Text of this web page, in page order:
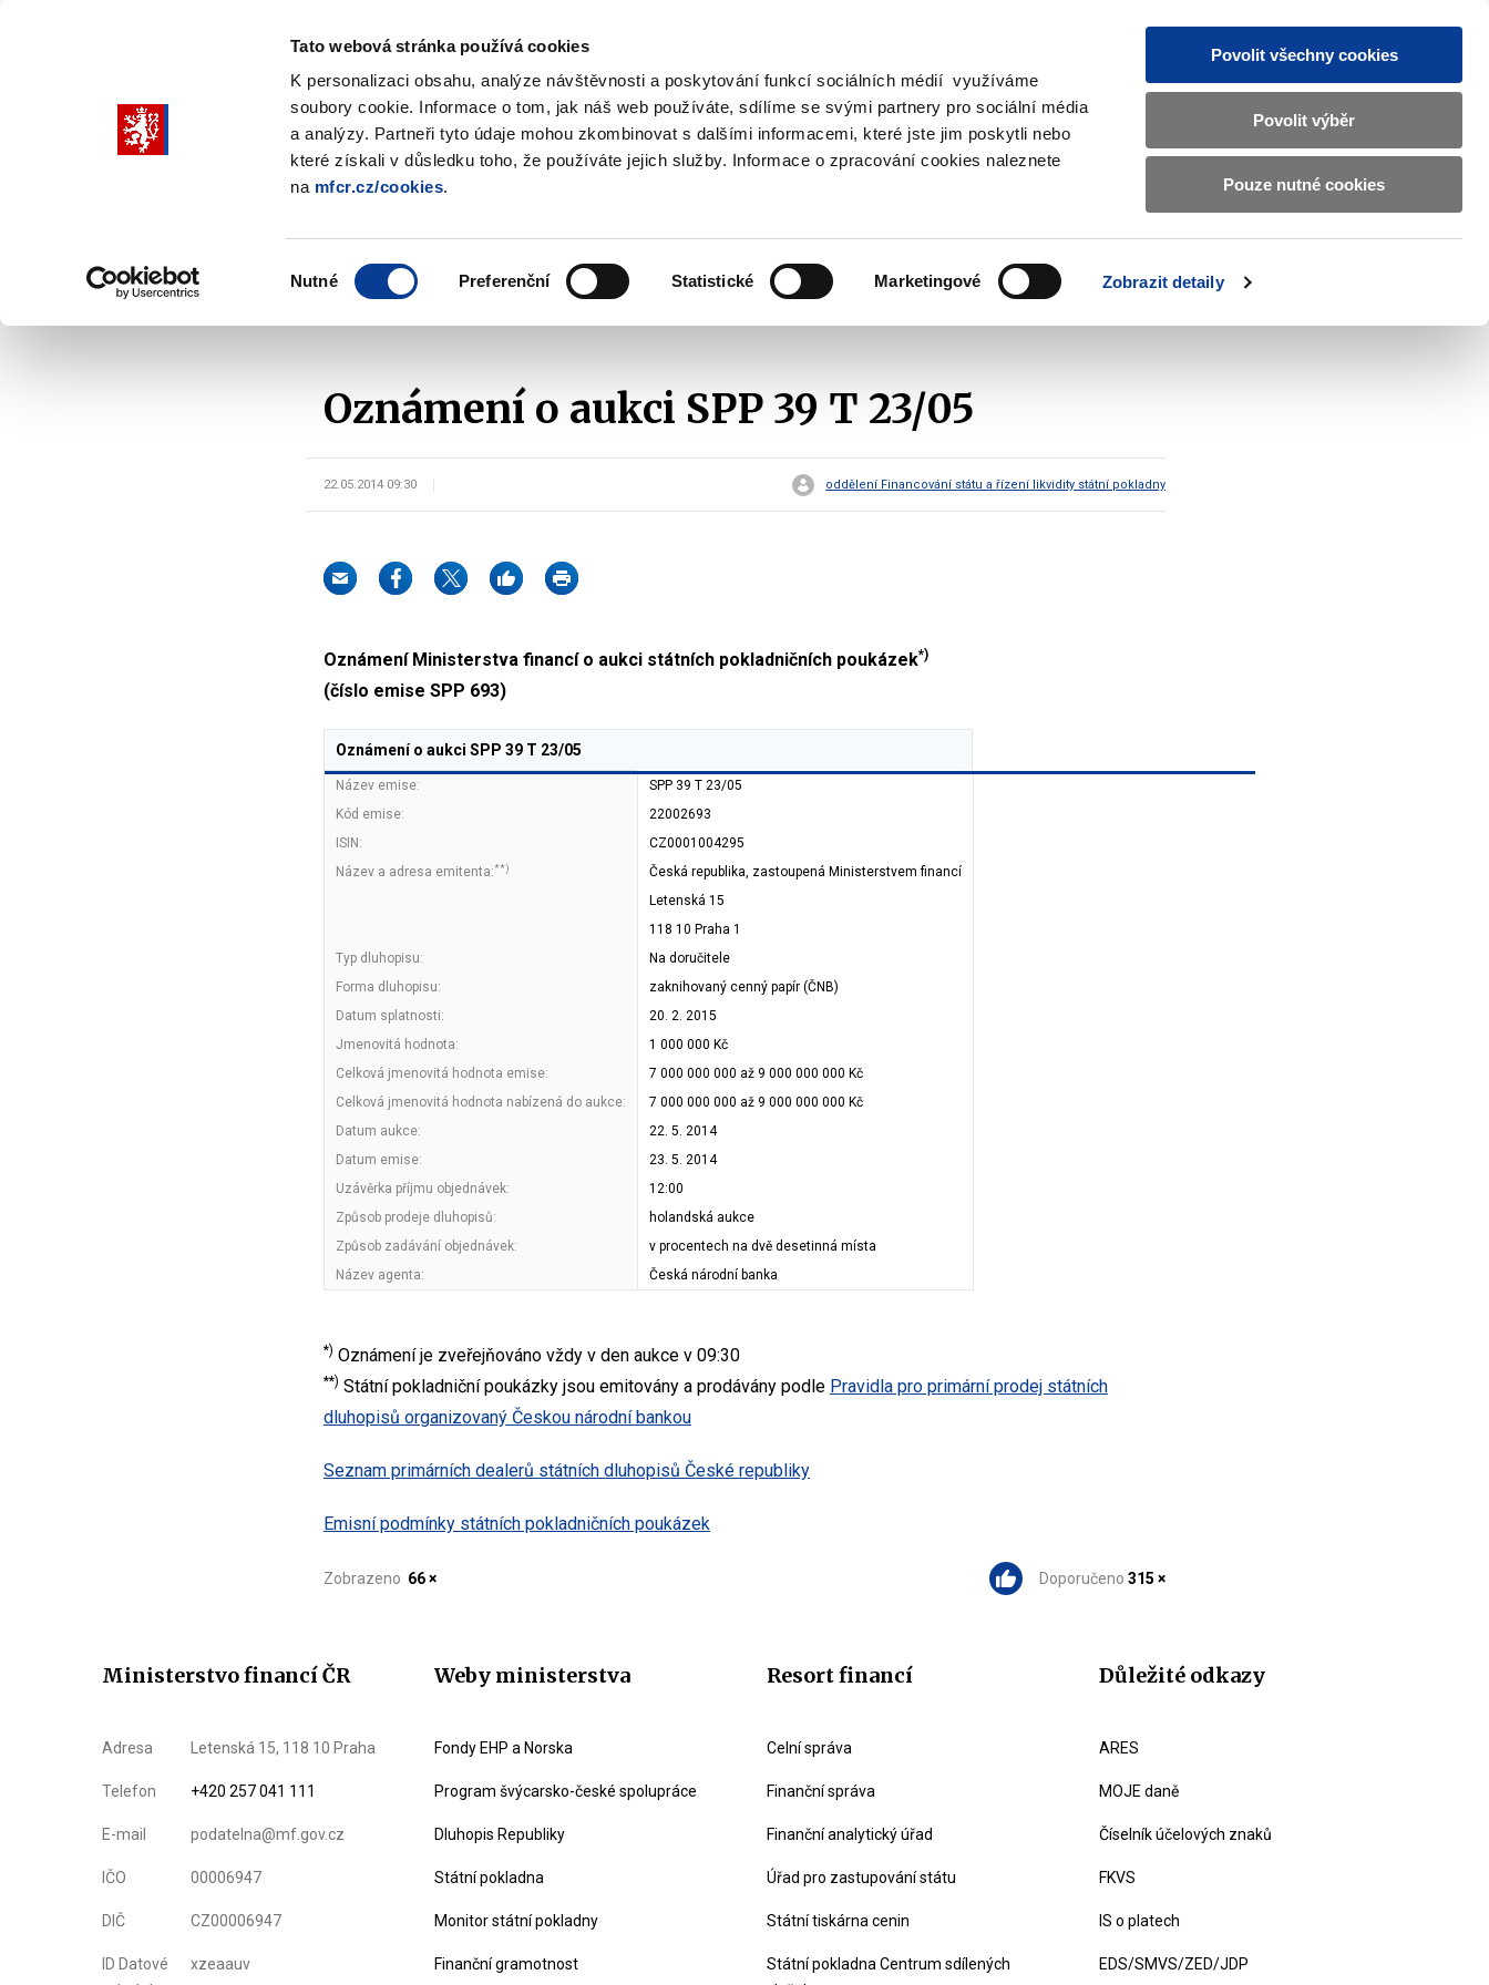
Tato webová stránka používá cookies
K personalizaci obsahu, analýze návštěvnosti a poskytování funkcí sociálních médií využíváme
soubory cookie. Informace o tom, jak náš web používáte, sdílíme se svými partnery pro sociální média
a analýzy. Partneři tyto údaje mohou zkombinovat s dalšími informacemi, které jste jim poskytli nebo
které získali v důsledku toho, že používáte jejich služby. Informace o zpracování cookies naleznete
na mfcr.cz/cookies.
Nutné Preferenční Statistické Marketingové Zobrazit detaily
Povolit všechny cookies
Povolit výběr
Pouze nutné cookies
Vyhledat
CZ EN
Základní
informace
o
Ministerstvu
financí
submenu
submenu
politika
submenu
submenu
účetnictví
submenu
EU
submenu
Řízení státního dluhu Emise státních dluhopisů Oznámení o aukci SPP Oznámení o aukci SPP 39 T 23/05
Oznámení o aukci SPP 39 T 23/05
22.05.2014 09:30 oddělení Financování státu a řízení likvidity státní pokladny
Oznámení Ministerstva financí o aukci státních pokladničních poukázek*)
(číslo emise SPP 693)
Oznámení o aukci SPP 39 T 23/05
Název emise:
SPP 39 T 23/05
Kód emise:
22002693
ISIN:
CZ0001004295
Název a adresa emitenta:**)
Česká republika, zastoupená Ministerstvem financí
Letenská 15
118 10 Praha 1
Typ dluhopisu:
Na doručitele
Forma dluhopisu:
zaknihovaný cenný papír (ČNB)
Datum splatnosti:
20. 2. 2015
Jmenovitá hodnota:
1 000 000 Kč
Celková jmenovitá hodnota emise:
7 000 000 000 až 9 000 000 000 Kč
Celková jmenovitá hodnota nabízená do aukce:
7 000 000 000 až 9 000 000 000 Kč
Datum aukce:
22. 5. 2014
Datum emise:
23. 5. 2014
Uzávěrka příjmu objednávek:
12:00
Způsob prodeje dluhopisů:
holandská aukce
Způsob zadávání objednávek:
v procentech na dvě desetinná místa
Název agenta:
Česká národní banka
*) Oznámení je zveřejňováno vždy v den aukce v 09:30
**) Státní pokladniční poukázky jsou emitovány a prodávány podle Pravidla pro primární prodej státních
dluhopisů organizovaný Českou národní bankou
Seznam primárních dealerů státních dluhopisů České republiky
Emisní podmínky státních pokladničních poukázek
Zobrazeno 66 × Doporučeno 315 ×
Ministerstvo financí ČR
Adresa Letenská 15, 118 10 Praha
Telefon +420 257 041 111
E-mail podatelna@mf.gov.cz
IČO 00006947
DIČ CZ00006947
ID Datové
xzeaauv
Weby ministerstva
Fondy EHP a Norska
Program švýcarsko-české spolupráce
Dluhopis Republiky
Státní pokladna
Monitor státní pokladny
Finanční gramotnost
Resort financí
Celní správa
Finanční správa
Finanční analytický úřad
Úřad pro zastupování státu
Státní tiskárna cenin
Státní pokladna Centrum sdílených
Důležité odkazy
ARES
MOJE daně
Číselník účelových znaků
FKVS
IS o platech
EDS/SMVS/ZED/JDP